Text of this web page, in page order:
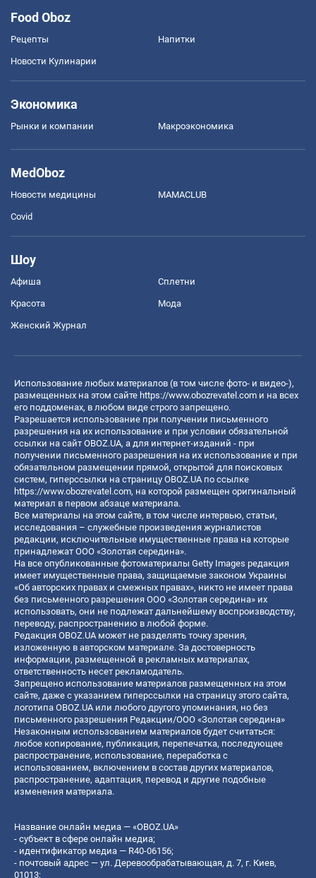
Food Oboz
Рецепты Напитки
Новости Кулинарии
Экономика
Рынки и компании Mакроэкономика
MedOboz
Новости медицины MAMACLUB
Covid
Шоу
Афиша Сплетни
Красота Мода
Женский Журнал
Использование любых материалов (в том числе фото- и видео-),
размещенных на этом сайте https://www.obozrevatel.com и на всех
его поддоменах, в любом виде строго запрещено.
Разрешается использование при получении письменного
разрешения на их использование и при условии обязательной
ссылки на сайт OBOZ.UA, а для интернет-изданий - при
получении письменного разрешения на их использование и при
обязательном размещении прямой, открытой для поисковых
систем, гиперссылки на страницу OBOZ.UA по ссылке
https://www.obozrevatel.com, на которой размещен оригинальный
материал в первом абзаце материала.
Все материалы на этом сайте, в том числе интервью, статьи,
исследования – служебные произведения журналистов
редакции, исключительные имущественные права на которые
принадлежат ООО «Золотая середина».
На все опубликованные фотоматериалы Getty Images редакция
имеет имущественные права, защищаемые законом Украины
«Об авторских правах и смежных правах», никто не имеет права
без письменного разрешения ООО «Золотая середина» их
использовать, они не подлежат дальнейшему воспроизводству,
переводу, распространению в любой форме.
Редакция OBOZ.UA может не разделять точку зрения,
изложенную в авторском материале. За достоверность
информации, размещенной в рекламных материалах,
ответственность несет рекламодатель.
Запрещено использование материалов размещенных на этом
сайте, даже с указанием гиперссылки на страницу этого сайта,
логотипа OBOZ.UA или любого другого упоминания, но без
письменного разрешения Редакции/ООО «Золотая середина»
Незаконным использованием материалов будет считаться:
любое копирование, публикация, перепечатка, последующее
распространение, использование, переработка с
использованием, включением в состав других материалов,
распространение, адаптация, перевод и другие подобные
изменения материала.
Название онлайн медиа — «OBOZ.UA»
- субъект в сфере онлайн медиа;
- идентификатор медиа — R40-06156;
- почтовый адрес — ул. Деревообрабатывающая, д. 7, г. Киев,
01013;